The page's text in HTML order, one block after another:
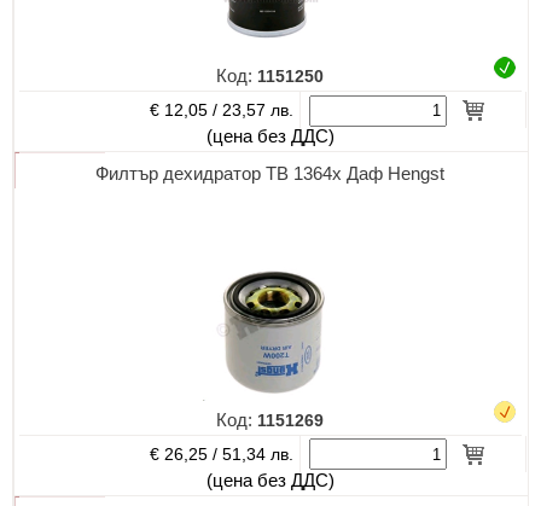
Код:1151250
€ 12,05 / 23,57 лв.
(цена без ДДС)
Филтър дехидратор TB 1364x Даф Hengst
Код:1151269
€ 26,25 /51,34 лв.
(цена без ДДС)